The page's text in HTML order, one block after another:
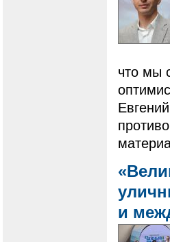
что мы
и